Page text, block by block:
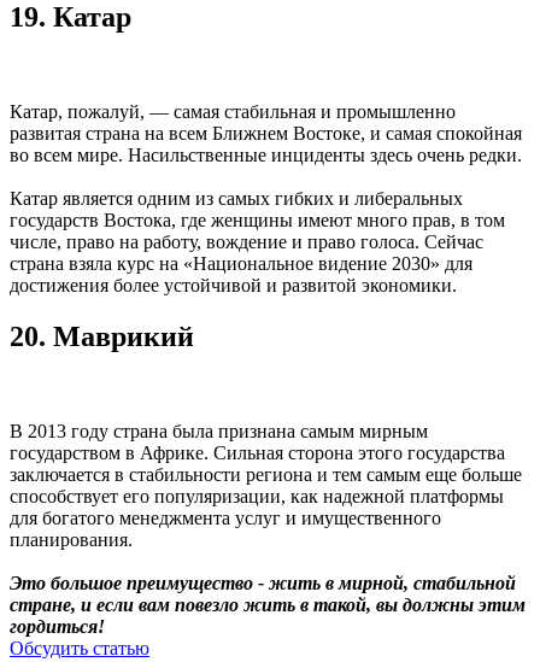
19. Катар
Катар, пожалуй, — самая стабильная и промышленно
развитая страна на всем Ближнем Востоке, и самая спокойная
во всем мире. Насильственные инциденты здесь очень редки.
Катар является одним из самых гибких и либеральных
государств Востока, где женщины имеют много прав, в том
числе, право на работу, вождение и право голоса. Сейчас
страна взяла курс на «Национальное видение 2030» для
достижения более устойчивой и развитой экономики.
20. Маврикий
В 2013 году страна была признана самым мирным
государством в Африке. Сильная сторона этого государства
заключается в стабильности региона и тем самым еще больше
способствует его популяризации, как надежной платформы
для богатого менеджмента услуг и имущественного
планирования.
Это большое преимущество - жить в мирной, стабильной
стране, и если вам повезло жить в такой, вы должны этим
гордиться!
Обсудить статью